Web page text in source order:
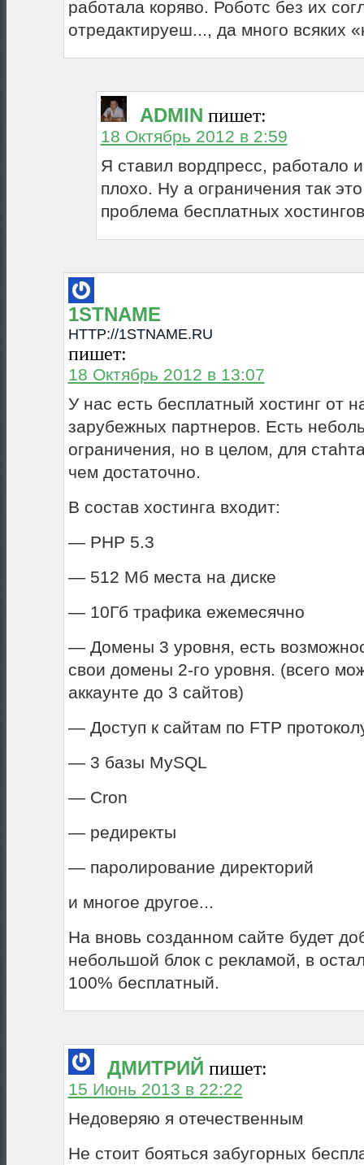
работала коряво. Роботс без их
отредактируеш..., да много всяких
ADMIN пишет:
18 Октябрь 2012 в 2:59
Я ставил вордпресс, работало
плохо. Ну а ограничения так
проблема бесплатных
1STNAME
HTTP://1STNAME.RU
пишет:
18 Октябрь 2012 в 13:07
У нас есть бесплатный хостинг от
зарубежных партнеров. Есть
ограничения, но в целом, для
чем достаточно.
В состав хостинга входит:
— PHP 5.3
— 512 Мб места на диске
— 10Гб трафика ежемесячно
— Домены 3 уровня, есть
свои домены 2-го уровня. (всего
аккаунте до 3 сайтов)
— Доступ к сайтам по FTP
— 3 базы MySQL
— Cron
— редиректы
— паролирование директорий
и многое другое...
На вновь созданном сайте будет
небольшой блок с рекламой, в
100% бесплатный.
ДМИТРИЙ пишет:
15 Июнь 2013 в 22:22
Недоверяю я отечественным
Не стоит бояться забугорных